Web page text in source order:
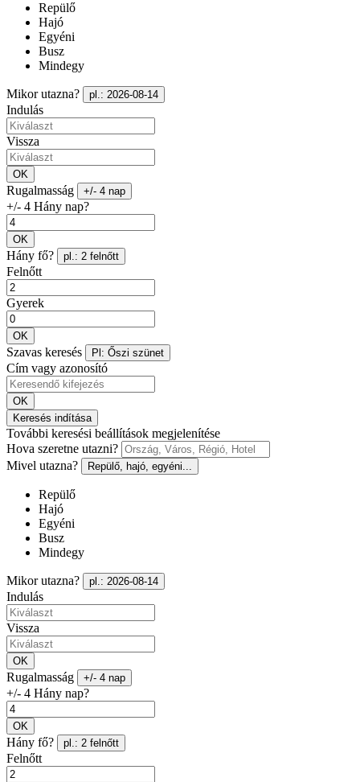
Repülő
Hajó
Egyéni
Busz
Mindegy
Mikor utazna? pl.: 2026-08-14
Indulás
Vissza
OK
Rugalmasság +/- 4 nap
+/- 4 Hány nap?
OK
Hány fő? pl.: 2 felnőtt
Felnőtt
Gyerek
OK
Szavas keresés Pl: Őszi szünet
Cím vagy azonosító
OK
Keresés indítása
További keresési beállítások megjelenítése
Hova szeretne utazni?
Mivel utazna?
Repülő, hajó, egyéni...
Repülő
Hajó
Egyéni
Busz
Mindegy
Mikor utazna? pl.: 2026-08-14
Indulás
Vissza
OK
Rugalmasság +/- 4 nap
+/- 4 Hány nap?
OK
Hány fő? pl.: 2 felnőtt
Felnőtt